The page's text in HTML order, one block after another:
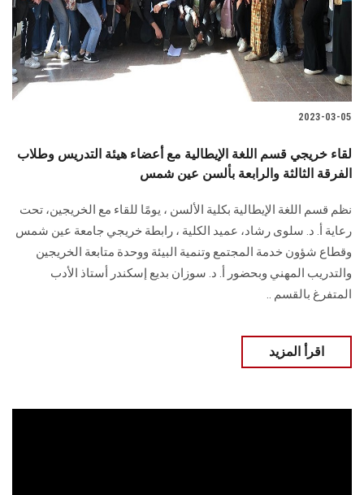
2023-03-05
لقاء خريجي قسم اللغة الإيطالية مع أعضاء هيئة التدريس وطلاب
الفرقة الثالثة والرابعة بألسن عين شمس
نظم قسم اللغة الإيطالية بكلية الألسن ، يومًا للقاء مع الخريجين، تحت
رعاية أ. د. سلوى رشاد، عميد الكلية ، رابطة خريجي جامعة عين شمس
وقطاع شؤون خدمة المجتمع وتنمية البيئة ووحدة متابعة الخريجين
والتدريب المهني وبحضور أ. د. سوزان بديع إسكندر أستاذ الأدب
المتفرغ بالقسم ..
اقرأ المزيد